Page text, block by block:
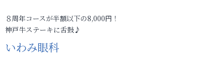
８周年コースが半額以下の8,000円！
神戸牛ステーキに舌鼓♪
いわみ眼科